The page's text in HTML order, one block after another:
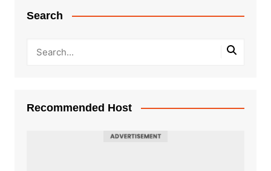
Search
Recommended Host